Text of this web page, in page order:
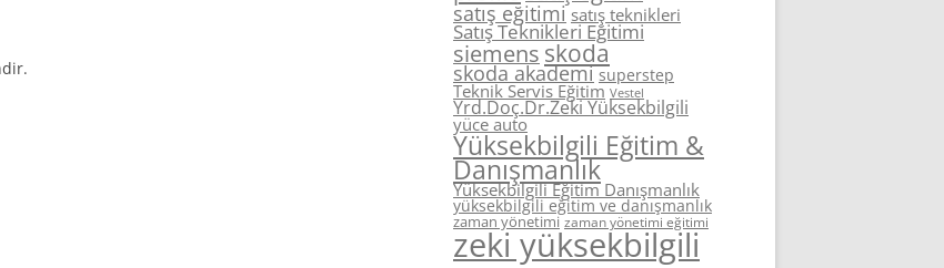
satış eğitimi satış teknikleri
Satış Teknikleri Eğitimi
siemens skoda
skoda akademi superstep
Teknik Servis Eğitim Vestel
Yrd.Doç.Dr.Zeki Yüksekbilgili
yüce auto
Yüksekbilgili Eğitim &
Danışmanlık
Yüksekbilgili Eğitim Danışmanlık
yüksekbilgili eğitim ve danışmanlık
zaman yönetimi zaman yönetimi eğitimi
zeki yüksekbilgili